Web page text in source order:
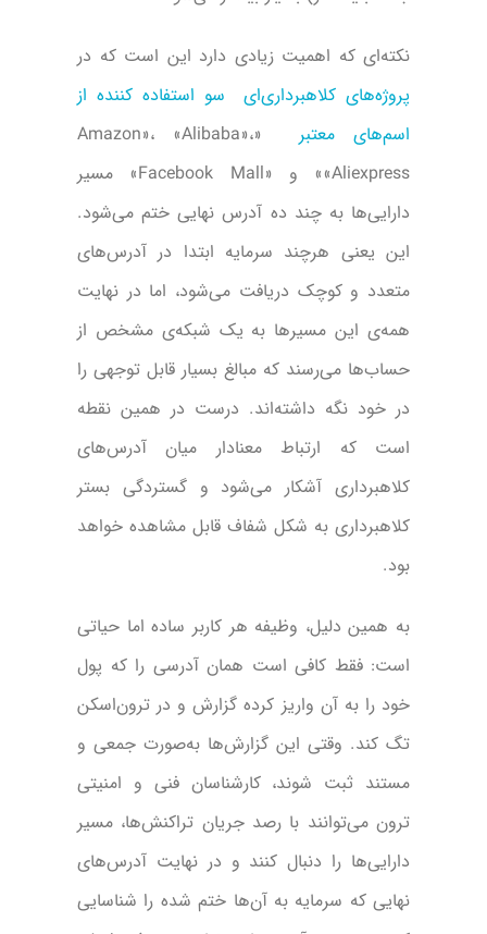
نکته‌ای که اهمیت زیادی دارد این است که در
پروژه‌های کلاهبرداری‌ای سو استفاده کننده از
اسم‌های معتبر
«Amazon»، «Alibaba»،
«Aliexpress» و «Facebook Mall» مسیر
دارایی‌ها به چند ده آدرس نهایی ختم می‌شود.
این یعنی هرچند سرمایه ابتدا در آدرس‌های
متعدد و کوچک دریافت می‌شود، اما در نهایت
همه‌ی این مسیرها به یک شبکه‌ی مشخص از
حساب‌ها می‌رسند که مبالغ بسیار قابل توجهی را
در خود نگه داشته‌اند. درست در همین نقطه
است که ارتباط معنادار میان آدرس‌های
کلاهبرداری آشکار می‌شود و گستردگی بستر
کلاهبرداری به شکل شفاف قابل مشاهده خواهد
بود.
به همین دلیل، وظیفه هر کاربر ساده اما حیاتی
است: فقط کافی است همان آدرسی را که پول
خود را به آن واریز کرده گزارش و در ترون‌اسکن
تگ کند. وقتی این گزارش‌ها به‌صورت جمعی و
مستند ثبت شوند، کارشناسان فنی و امنیتی
ترون می‌توانند با رصد جریان تراکنش‌ها، مسیر
دارایی‌ها را دنبال کنند و در نهایت آدرس‌های
نهایی که سرمایه به آن‌ها ختم شده را شناسایی